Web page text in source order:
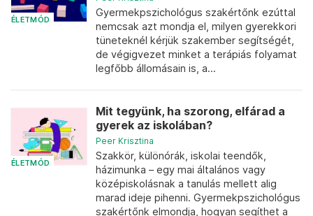
ÉLETMÓD
Gyermekpszichológus szakértőnk ezúttal
nemcsak azt mondja el, milyen gyerekkori
tüneteknél kérjük szakember segítségét,
de végigvezet minket a terápiás folyamat
legfőbb állomásain is, a...
ÉLETMÓD
Mit tegyünk, ha szorong, elfárad a
gyerek az iskolában?
Peer Krisztina
Szakkör, különórák, iskolai teendők,
házimunka – egy mai általános vagy
középiskolásnak a tanulás mellett alig
marad ideje pihenni. Gyermekpszichológus
szakértőnk elmondja, hogyan segíthet a